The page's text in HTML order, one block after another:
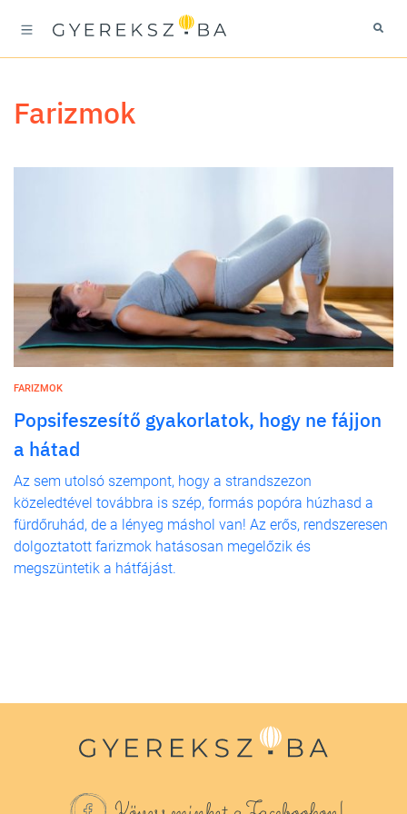
farizmok
FARIZMOK
Popsifeszesítő gyakorlatok, hogy ne fájjon
a hátad
Az sem utolsó szempont, hogy a strandszezon
közeledtével továbbra is szép, formás popóra húzhasd a
fürdőruhád, de a lényeg máshol van! Az erős, rendszeresen
dolgoztatott farizmok hatásosan megelőzik és
megszüntetik a hátfájást.